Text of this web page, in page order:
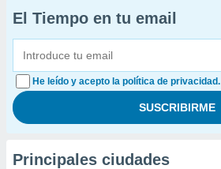
El Tiempo en tu email
He leído y acepto la política de privacidad.
Principales ciudades